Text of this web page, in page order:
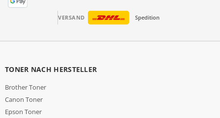
VERSAND Spedition
TONER NACH HERSTELLER
Brother Toner
Canon Toner
Epson Toner